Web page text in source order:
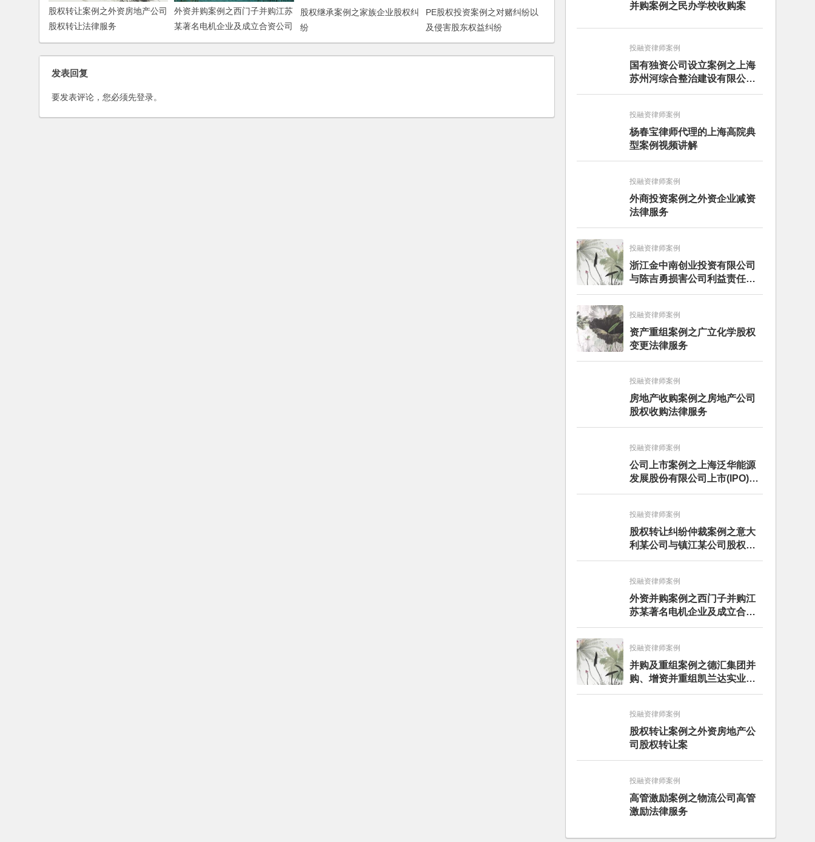
股权转让案例之外资房地产公司
股权转让法律服务
外资并购案例之西门子并购江苏
某著名电机企业及成立合资公司
案
股权继承案例之家族企业股权纠
纷
PE股权投资案例之对赌纠纷以
及侵害股东权益纠纷
发表回复
要发表评论，您必须先登录
并购案例之民办学校收购案
投融资律师案例
国有独资公司设立案例之上海
苏州河综合整治建设有限公司
设立服务
投融资律师案例
杨春宝律师代理的上海高院典
型案例视频讲解
投融资律师案例
外商投资案例之外资企业减资
法律服务
投融资律师案例
浙江金中南创业投资有限公司
与陈吉勇损害公司利益责任纠
纷一审民事裁定书
投融资律师案例
资产重组案例之广立化学股权
变更法律服务
投融资律师案例
房地产收购案例之房地产公司
股权收购法律服务
投融资律师案例
公司上市案例之上海泛华能源
发展股份有限公司上市(IPO)前
期法律服务
投融资律师案例
股权转让纠纷仲裁案例之意大
利某公司与镇江某公司股权转
让款支付纠纷仲裁案
投融资律师案例
外资并购案例之西门子并购江
苏某著名电机企业及成立合资
公司案
投融资律师案例
并购及重组案例之德汇集团并
购、增资并重组凯兰达实业及
凯鑫森功能性薄膜产业公司项
投融资律师案例
股权转让案例之外资房地产公
司股权转让案
投融资律师案例
高管激励案例之物流公司高管
激励法律服务